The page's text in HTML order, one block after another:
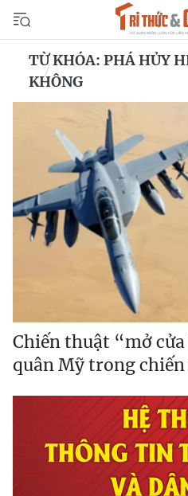
TỪ KHÓA: PHÁ HỦY
KHÔNG
Chiến thuật “mở
quân Mỹ trong